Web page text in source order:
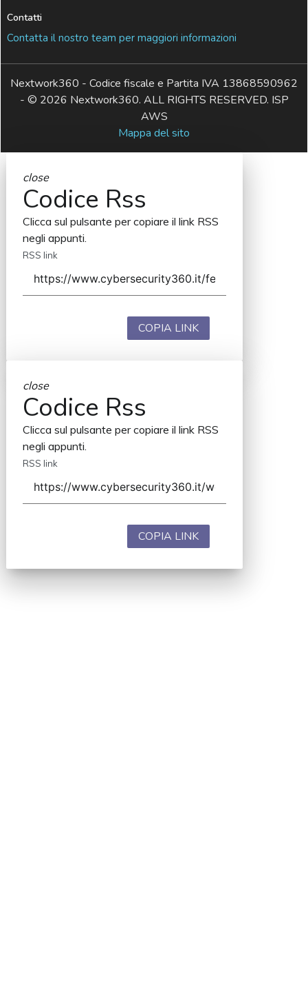
Contatti
Contatta il nostro team per maggiori informazioni
Nextwork360 - Codice fiscale e Partita IVA 13868590962
- © 2026 Nextwork360. ALL RIGHTS RESERVED. ISP
AWS
Mappa del sito
close
Codice Rss
Clicca sul pulsante per copiare il link RSS
negli appunti.
RSS link
COPIA LINK
close
Codice Rss
Clicca sul pulsante per copiare il link RSS
negli appunti.
RSS link
COPIA LINK